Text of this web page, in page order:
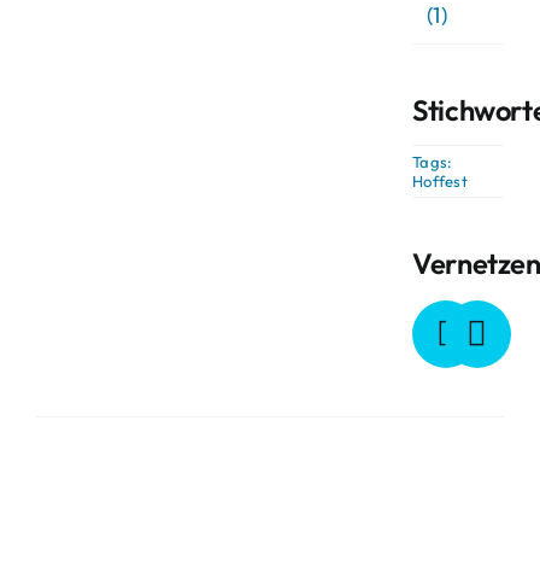
(1)
Tags:
Hoffest
Vernetzen